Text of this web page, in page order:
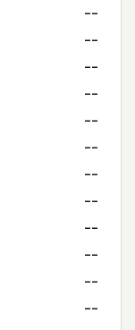
--
--
--
--
--
--
--
--
--
--
--
--